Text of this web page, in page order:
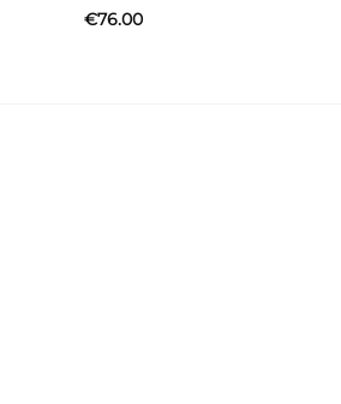
€76.00